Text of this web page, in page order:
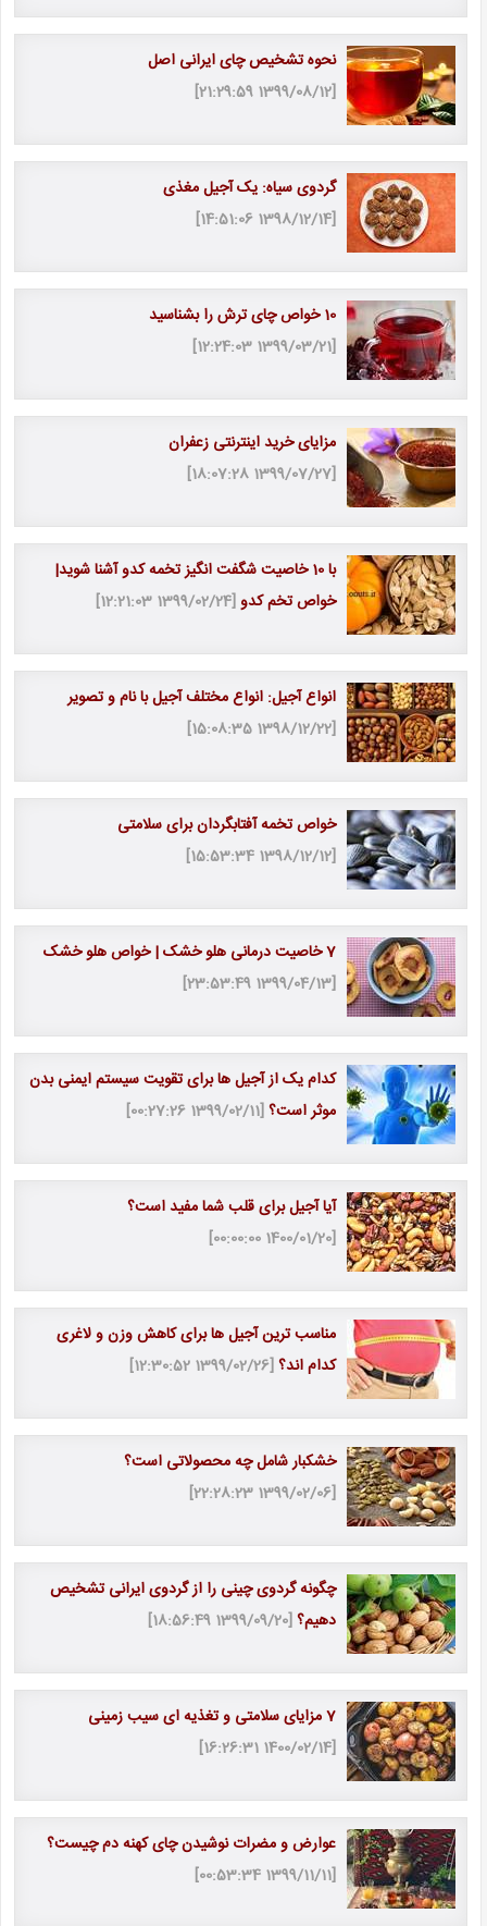
نحوه تشخیص چای ایرانی اصل
[1399/08/12 21:29:59]
گردوی سیاه: یک آجیل مغذی
[1398/12/14 14:51:06]
10 خواص چای ترش را بشناسید
[1399/03/21 12:24:03]
مزایای خرید اینترنتی زعفران
[1399/07/27 18:07:28]
با 10 خاصیت شگفت انگیز تخمه کدو آشنا شوید|
خواص تخم کدو[1399/02/24 12:21:03]
انواع آجیل: انواع مختلف آجیل با نام و تصویر
[1398/12/22 15:08:35]
خواص تخمه آفتابگردان برای سلامتی
[1398/12/12 15:53:34]
7 خاصیت درمانی هلو خشک | خواص هلو خشک
[1399/04/13 23:53:49]
کدام یک از آجیل ها برای تقویت سیستم ایمنی بدن
موثر است؟[1399/02/11 00:27:26]
آیا آجیل برای قلب شما مفید است؟
[1400/01/20 00:00:00]
مناسب ترین آجیل ها برای کاهش وزن و لاغری
کدام اند؟[1399/02/26 12:30:52]
خشکبار شامل چه محصولاتی است؟
[1399/02/06 22:28:23]
چگونه گردوی چینی را از گردوی ایرانی تشخیص
دهیم؟[1399/09/20 18:56:49]
7 مزایای سلامتی و تغذیه ای سیب زمینی
[1400/02/14 16:26:31]
عوارض و مضرات نوشیدن چای کهنه دم چیست؟
[1399/11/11 00:53:34]